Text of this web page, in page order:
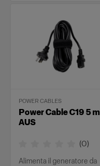
POWER CABLES
Power Cable C19 5 m
AUS
(0)
Alimenta il generatore da